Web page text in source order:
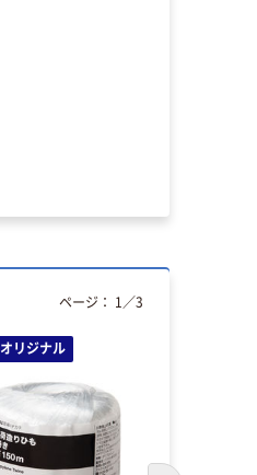
オリジナル
ページ： 1 ／3